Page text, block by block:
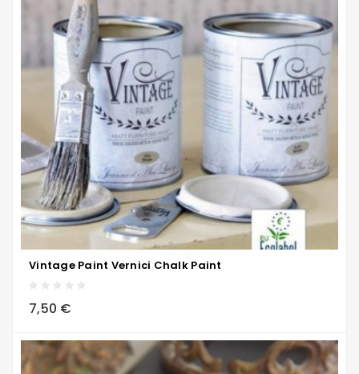
Vintage Paint Vernici Chalk Paint
7,50 €
local_grocery_store